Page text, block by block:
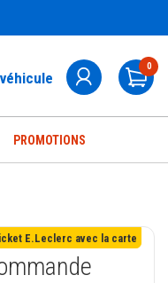
0
PROMOTIONS
E.Leclerc avec la carte